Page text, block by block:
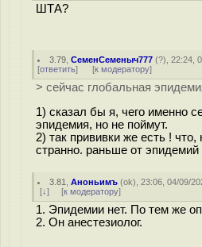
ШТА?
3.79 ,СеменСеменыч777 (?), 22:24,
[ответить] [к модератору]
> сейчас глобальная
1) сказал бы я, чего именно
эпидемия, но не поймут.
2) так прививки же есть !
странно. раньше от эпидемий
3.81 ,Аноньимъ (ok), 23:06, 04/09/
[↓] [к модератору]
1. Эпидемии нет. По тем же
2. Он анестезиолог.